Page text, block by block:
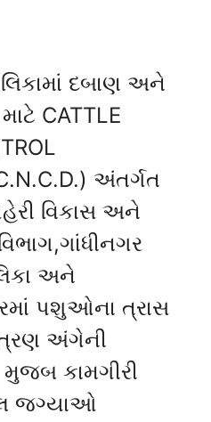
દબાણ અને
CATTLE
અંતર્ગત
વિકાસ અને
અને
પશુઓના ત્રાસ
અંગેની
મુજબ કામગીરી
જગ્યાઓ